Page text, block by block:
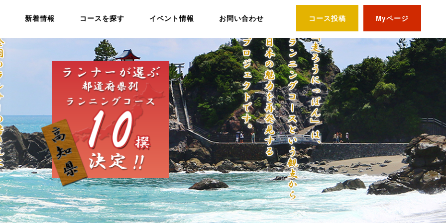
新着情報 コースを探す イベント情報 お問い合わせ コース投稿 Myページ